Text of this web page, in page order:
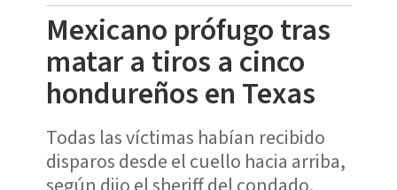
Mexicano prófugo tras
matar a tiros a cinco
hondureños en Texas
Todas las víctimas habían recibido
disparos desde el cuello hacia arriba,